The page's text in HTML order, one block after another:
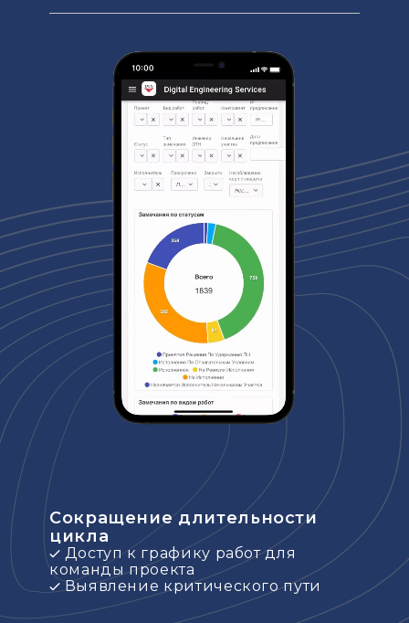
Сокращение длительности
цикла
Доступ к графику работ для
команды проекта
Выявление критического пути